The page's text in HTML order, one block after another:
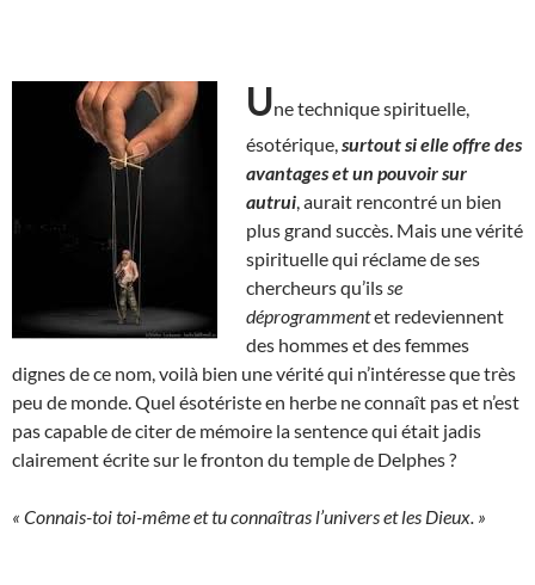
Une technique spirituelle,
ésotérique, surtout si elle offre des
avantages et un pouvoir sur
autrui , aurait rencontré un bien
plus grand succès. Mais une vérité
spirituelle qui réclame de ses
chercheurs qu’ils se
déprogrammentet redeviennent
des hommes et des femmes
dignes de ce nom, voilà bien une vérité qui n’intéresse que très
peu de monde. Quel ésotériste en herbe ne connaît pas et n’est
pas capable de citer de mémoire la sentence qui était jadis
clairement écrite sur le fronton du temple de Delphes ?
« Connais-toi toi-même et tu connaîtras l’univers et les Dieux. »